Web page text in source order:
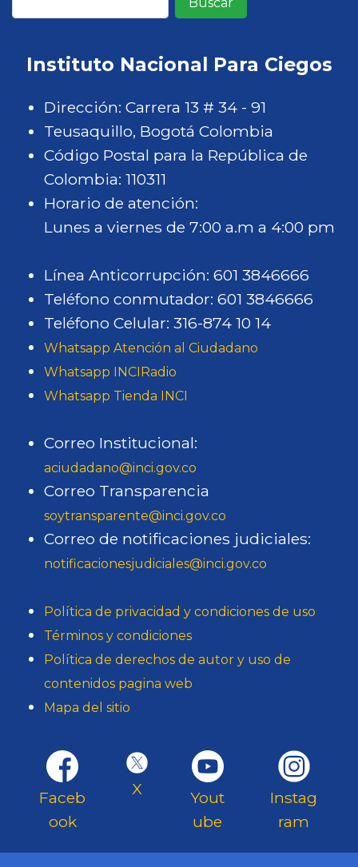
Instituto Nacional Para Ciegos
Dirección: Carrera 13 # 34 - 91
Teusaquillo, Bogotá Colombia
Código Postal para la República de
Colombia: 110311
Horario de atención:
Lunes a viernes de 7:00 a.m a 4:00 pm
Línea Anticorrupción: 601 3846666
Teléfono conmutador: 601 3846666
Teléfono Celular: 316-874 10 14
Whatsapp Atención al Ciudadano
Whatsapp INCIRadio
Whatsapp Tienda INCI
Correo Institucional:
aciudadano@inci.gov.co
Correo Transparencia
soytransparente@inci.gov.co
Correo de notificaciones judiciales:
notificacionesjudiciales@inci.gov.co
Política de privacidad y condiciones de uso
Términos y condiciones
Política de derechos de autor y uso de
contenidos pagina web
Mapa del sitio
Faceb
ook
X
Yout
ube
Instag
ram